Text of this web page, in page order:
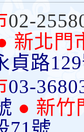
02-
新北門
貞路
03-
● 新竹